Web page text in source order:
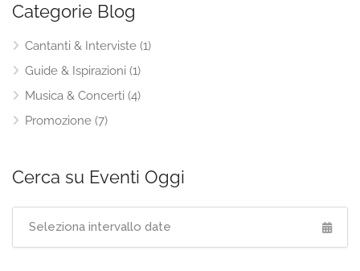
Categorie Blog
Cantanti & Interviste (1)
Guide & Ispirazioni (1)
Musica & Concerti (4)
Promozione (7)
Cerca su Eventi Oggi